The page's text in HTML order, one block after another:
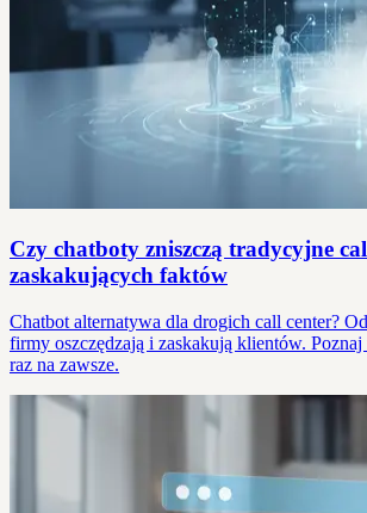
Czy chatboty zniszczą tradycyjne
zaskakujących faktów
Chatbot alternatywa dla drogich call center?
firmy oszczędzają i zaskakują klientów.
raz na zawsze.